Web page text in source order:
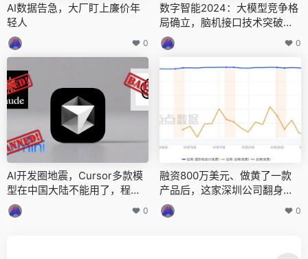
AI数据告急，大厂盯上廉价年
轻人
0
数字智能2024：大模型竞争格
局确立，脑机接口技术突破，
云计算大数据服务转型
0
AI开发圈地震，Cursor多款模
型在中国大陆不能用了，程序
员要求退钱
0
融资800万美元、做黄了一款
产品后，这家深圳公司翻身做
到千万美元ARR?
0